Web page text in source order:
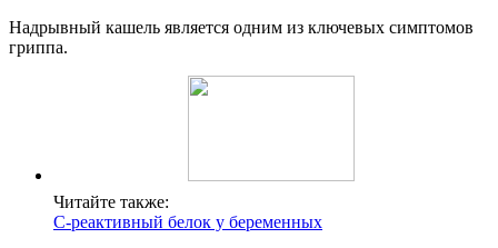
Надрывный кашель является одним из ключевых симптомов
гриппа.
Читайте также:
С-реактивный белок у беременных